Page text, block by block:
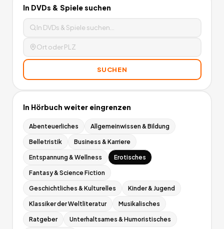
In DVDs & Spielesuchen
SUCHEN
In Hörbuch weiter eingrenzen
Abenteuerliches Allgemeinwissen & Bildung
Belletristik Business & Karriere
Entspannung & Wellness Erotisches
Fantasy & Science Fiction
Geschichtliches & Kulturelles Kinder & Jugend
Klassiker der Weltliteratur Musikalisches
Ratgeber Unterhaltsames & Humoristisches